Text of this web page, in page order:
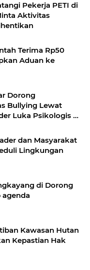
Pekerja PETI di
Aktivitas
Terima Rp50
Aduan ke
Dorong
Bullying Lewat
Luka Psikologis di
dan Masyarakat
Lingkungan
di Dorong
Kawasan Hutan
Kepastian Hak